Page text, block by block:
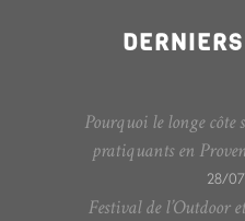
Pourquoi le longe
pratiquants en
28/
Festival de l’Outdoor